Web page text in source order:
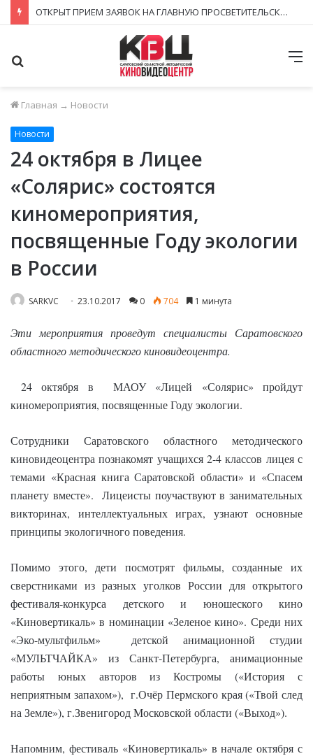
ЗАВЕРШИЛСЯ ПРИЁМ ЗАЯВОК НА ФЕСТИВАЛЬ-КОНКУРС «КИНОВЕРТИКАЛЬ 2026»
Главная → Новости
Новости
24 октября в Лицее
«Солярис» состоятся
киномероприятия,
посвященные Году экологии
в России
SARKVC 23.10.2017 0 704 1 минута
Эти мероприятия проведут специалисты Саратовского
областного методического киновидеоцентра.
24 октября в МАОУ «Лицей «Солярис» пройдут
киномероприятия, посвященные Году экологии.
Сотрудники Саратовского областного методического
киновидеоцентра познакомят учащихся 2-4 классов лицея с
темами «Красная книга Саратовской области» и «Спасем
планету вместе». Лицеисты поучаствуют в занимательных
викторинах, интеллектуальных играх, узнают основные
принципы экологичного поведения.
Помимо этого, дети посмотрят фильмы, созданные их
сверстниками из разных уголков России для открытого
фестиваля-конкурса детского и юношеского кино
«Киновертикаль» в номинации «Зеленое кино». Среди них
«Эко-мультфильм» детской анимационной студии
«МУЛЬТЧАЙКА» из Санкт-Петербурга, анимационные
работы юных авторов из Костромы («История с
неприятным запахом»), г.Очёр Пермского края («Твой след
на Земле»), г.Звенигород Московской области («Выход»).
Напомним, фестиваль «Киновертикаль» в начале октября с